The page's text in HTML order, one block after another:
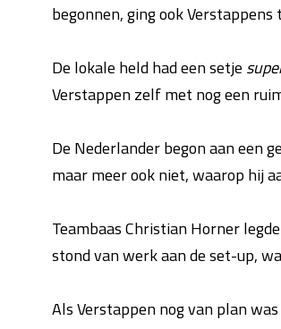
begonnen, ging ook
De lokale held had een setje
Verstappen zelf met nog een
De Nederlander begon aan een
maar meer ook niet, waarop hij
Teambaas Christian Horner
stond van werk aan de set-up,
Als Verstappen nog van plan